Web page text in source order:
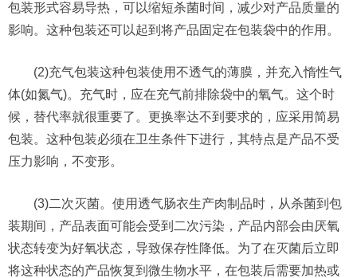
包装形式容易导热，可以缩短杀菌时间，减少对产品质量的
影响。这种包装还可以起到将产品固定在包装袋中的作用。
(2)充气包装这种包装使用不透气的薄膜，并充入惰性气
体(如氮气)。充气时，应在充气前排除袋中的氧气。这个时
候，替代率就很重要了。更换率达不到要求的，应采用简易
包装。这种包装必须在卫生条件下进行，其特点是产品不受
压力影响，不变形。
(3)二次灭菌。使用透气肠衣生产肉制品时，从杀菌到包
装期间，产品表面可能会受到二次污染，产品内部会由厌氧
状态转变为好氧状态，导致保存性降低。为了在灭菌后立即
将这种状态的产品恢复到微生物水平，在包装后需要加热或